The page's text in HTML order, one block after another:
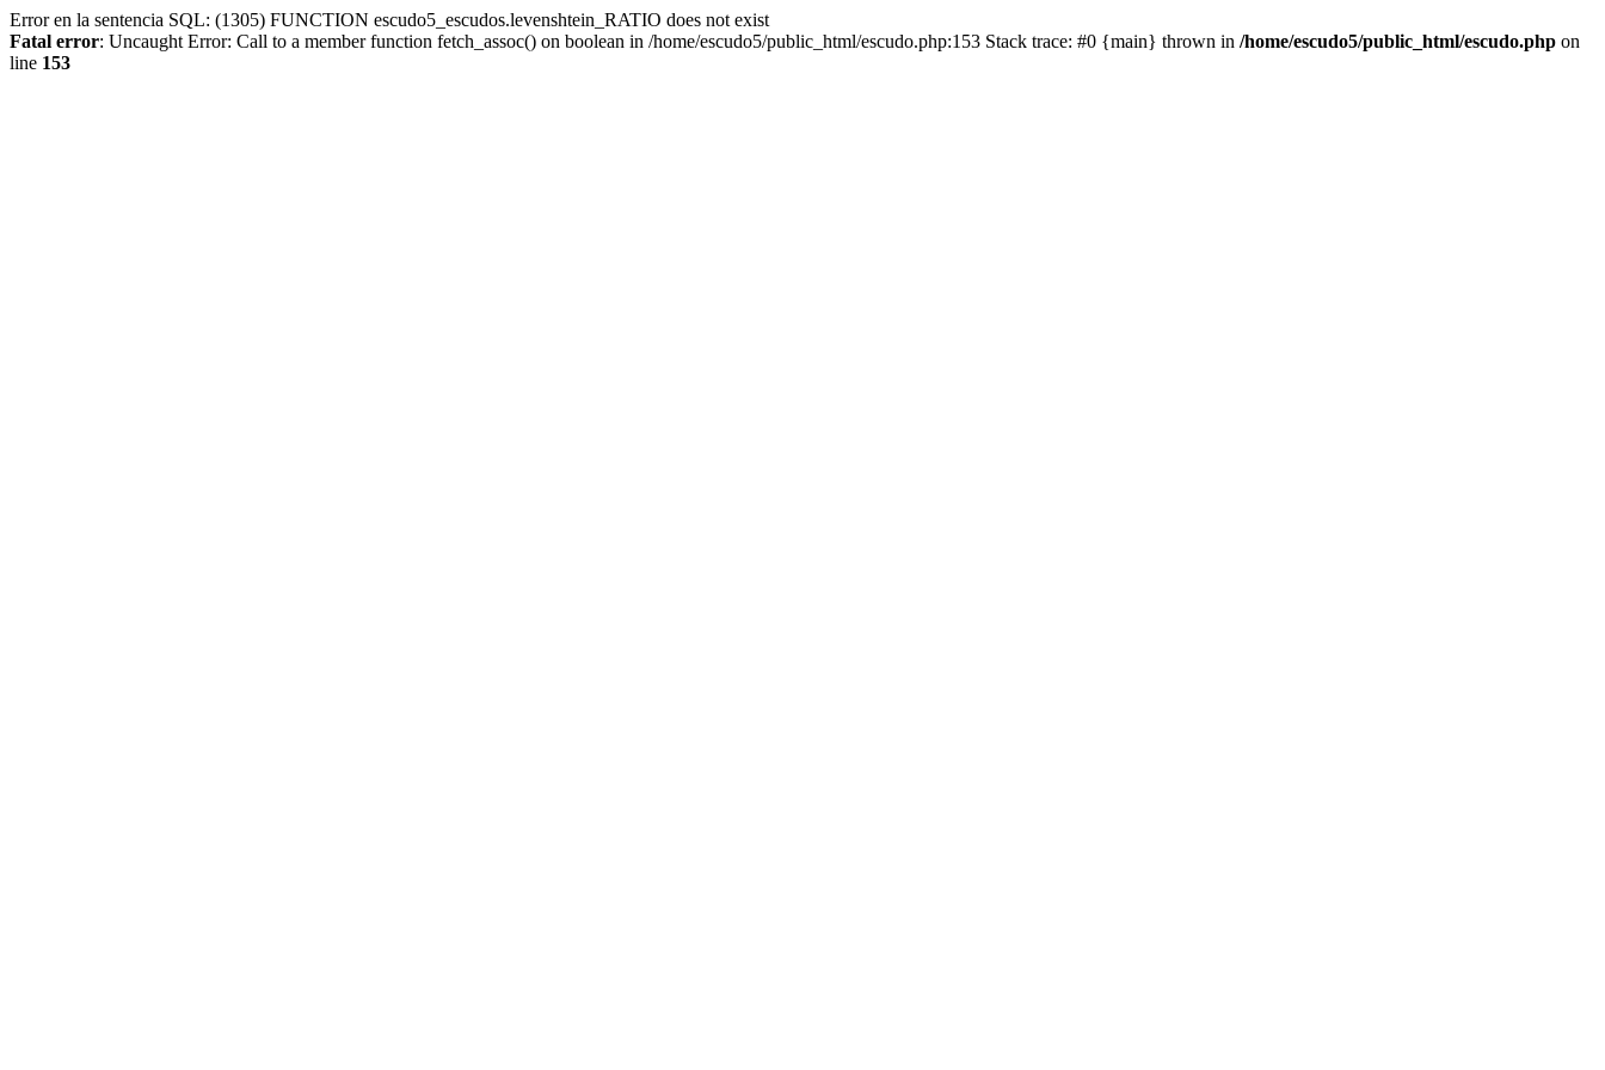
Error en la sentencia SQL: (1305) FUNCTION escudo5_escudos.levenshtein_RATIO does not exist
Fatal error: Uncaught Error: Call to a member function fetch_assoc() on boolean in /home/escudo5/public_html/escudo.php:153 Stack trace: #0 {main} thrown in /home/escudo5/public_html/escudo.php on
line 153